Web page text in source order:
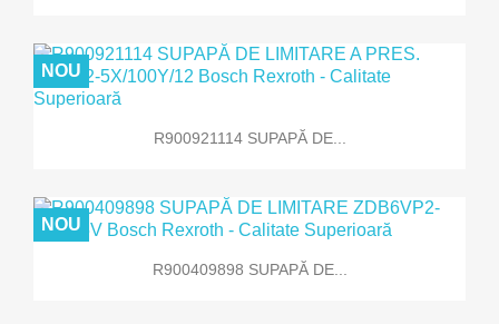
R900921114 SUPAPĂ DE...
NOU
R900409898 SUPAPĂ DE...
NOU